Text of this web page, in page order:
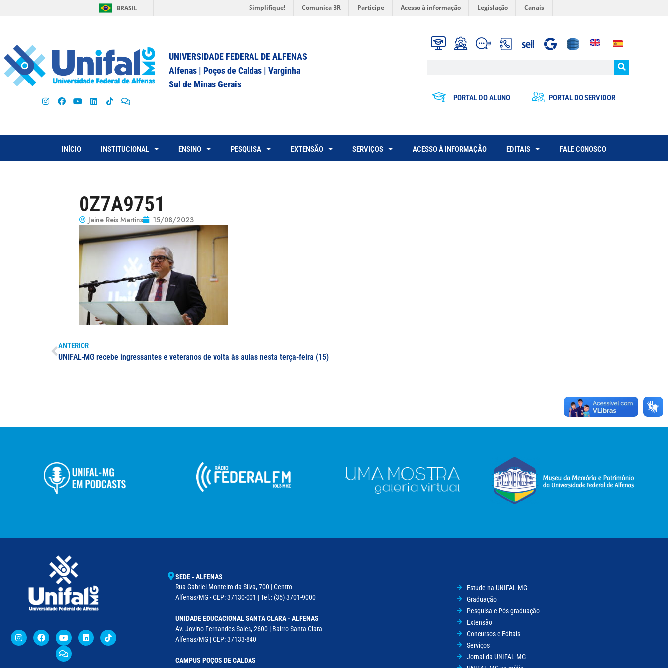
BRASIL Simplifique! Comunica BR Participe Acesso à informação Legislação Canais
UNIVERSIDADE FEDERAL DE ALFENAS
Alfenas | Poços de Caldas | Varginha
Sul de Minas Gerais
PORTAL DO ALUNO PORTAL DO SERVIDOR
INÍCIO INSTITUCIONAL ENSINO PESQUISA EXTENSÃO SERVIÇOS ACESSO À INFORMAÇÃO EDITAIS FALE CONOSCO
0Z7A9751
Jaine Reis Martins 15/08/2023
ANTERIOR
UNIFAL-MG recebe ingressantes e veteranos de volta às aulas nesta terça-feira (15)
SEDE - ALFENAS
Rua Gabriel Monteiro da Silva, 700 | Centro
Alfenas/MG - CEP: 37130-001 | Tel.: (35) 3701-9000
UNIDADE EDUCACIONAL SANTA CLARA - ALFENAS
Av. Jovino Fernandes Sales, 2600 | Bairro Santa Clara
Alfenas/MG | CEP: 37133-840
CAMPUS POÇOS DE CALDAS
Estude na UNIFAL-MG
Graduação
Pesquisa e Pós-graduação
Extensão
Concursos e Editais
Serviços
Jornal da UNIFAL-MG